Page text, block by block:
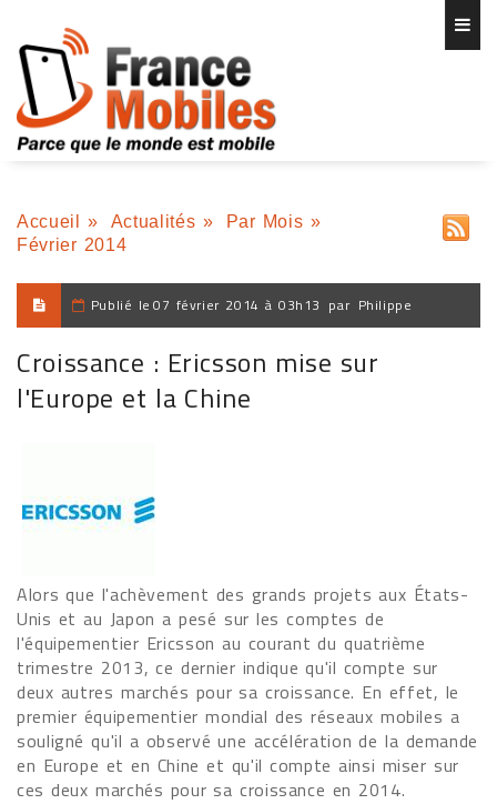
Accueil » Actualités » Par Mois »
Février 2014
Publié le 07 février 2014 à 03h13 par Philippe
Croissance : Ericsson mise sur
l'Europe et la Chine
Alors que l'achèvement des grands projets aux États-
Unis et au Japon a pesé sur les comptes de
l'équipementier Ericsson au courant du quatrième
trimestre 2013, ce dernier indique qu'il compte sur
deux autres marchés pour sa croissance. En effet, le
premier équipementier mondial des réseaux mobiles a
souligné qu'il a observé une accélération de la demande
en Europe et en Chine et qu'il compte ainsi miser sur
ces deux marchés pour sa croissance en 2014.